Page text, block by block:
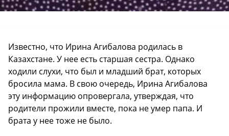
Известно, что Ирина Агибалова родилась в
Казахстане. У нее есть старшая сестра. Однако
ходили слухи, что был и младший брат, которых
бросила мама. В свою очередь, Ирина Агибалова
эту информацию опровергала, утверждая, что
родители прожили вместе, пока не умер папа. И
брата у нее тоже не было.